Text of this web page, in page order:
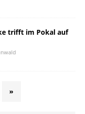
trifft im Pokal auf
»